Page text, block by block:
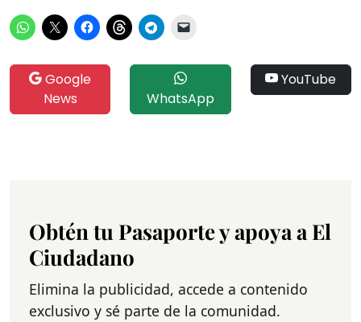
Google
News
WhatsApp
YouTube
Obtén tu Pasaporte y apoya a El
Ciudadano
Elimina la publicidad, accede a contenido
exclusivo y sé parte de la comunidad.